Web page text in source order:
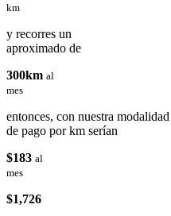
km
y recorres un
aproximado de
300km al
mes
entonces, con nuestra modalidad
de pago por km serían
$183 al
mes
$1,726